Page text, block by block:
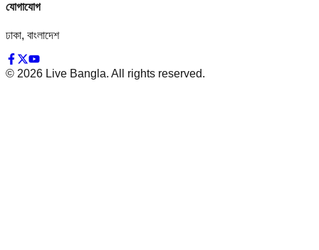
যোগাযোগ
ঢাকা, বাংলাদেশ
© 2026 Live Bangla. All rights reserved.